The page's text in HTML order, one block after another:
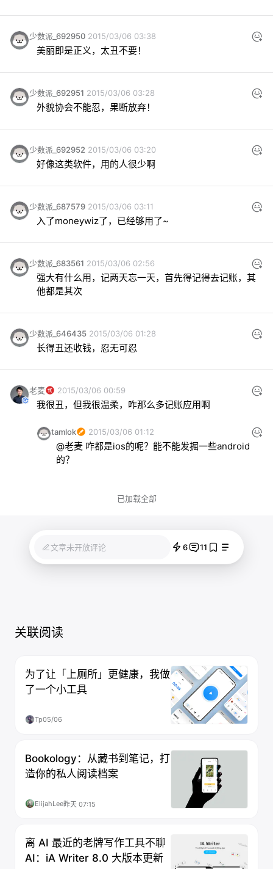
少数派_692950 2015/03/06 03:38
美丽即是正义，太丑不要！
少数派_692951 2015/03/06 03:28
外貌协会不能忍，果断放弃！
少数派_692952 2015/03/06 03:20
好像这类软件，用的人很少啊
少数派_687579 2015/03/06 03:11
入了moneywiz了，已经够用了~
少数派_683561 2015/03/06 02:56
强大有什么用，记两天忘一天，首先得记得去记账，其
他都是其次
少数派_646435 2015/03/06 01:28
长得丑还收钱，忍无可忍
老麦 2015/03/06 00:59
我很丑，但我很温柔，咋那么多记账应用啊
tamlok 2015/03/06 01:12
@老麦 咋都是ios的呢？能不能发掘一些android
的？
已加载全部
文章未开放评论 6 11
关联阅读
为了让「上厕所」更健康，我做
了一个小工具
Tp05/06
Bookology：从藏书到笔记，打
造你的私人阅读档案
ElijahLee昨天 07:15
离 AI 最近的老牌写作工具不聊
AI：iA Writer 8.0 大版本更新